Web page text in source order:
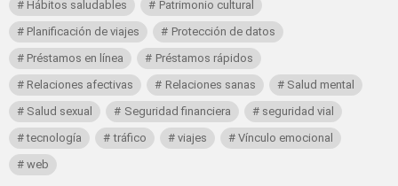
Hábitos saludables
Patrimonio cultural
Planificación de viajes
Protección de datos
Préstamos en línea
Préstamos rápidos
Relaciones afectivas
Relaciones sanas
Salud mental
Salud sexual
Seguridad financiera
seguridad vial
tecnología
tráfico viajes
Vínculo emocional
web